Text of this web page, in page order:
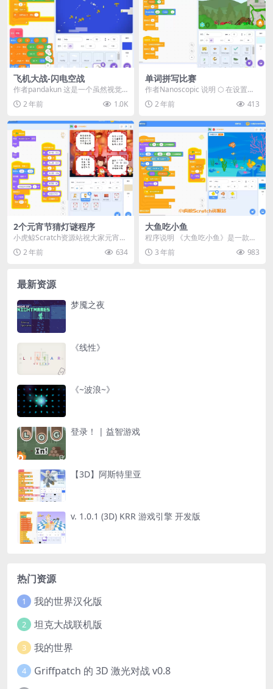
飞机大战-闪电空战
作者pandakun 这是一个虽然视觉
效果简单，但却让人感受到极高品
质的射击游戏...
2 年前 1.0K
单词拼写比赛
作者Nanoscopic 说明 ⬡ 在设置中
选择你的级别，你可以从简单、中
等和困...
2 年前 413
2个元宵节猜灯谜程序
小虎鲸Scratch资源站祝大家元宵节
快乐，愿大家健健康康团团圆圆！
本次给大家...
2 年前 634
大鱼吃小鱼
程序说明 《大鱼吃小鱼》是一款基
于Scratch平台开发的趣味小游戏。
在这个游戏...
3 年前 983
最新资源
梦魇之夜
《线性》
《~波浪~》
登录！ | 益智游戏
【3D】阿斯特里亚
v. 1.0.1 (3D) KRR 游戏引擎 开发版
热门资源
1 我的世界汉化版
2 坦克大战联机版
3 我的世界
4 Griffpatch 的 3D 激光对战 v0.8